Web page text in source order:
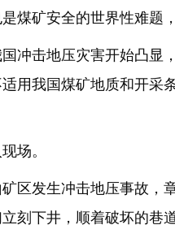
煤矿安全的世界性难题
击地压灾害开始凸显
用我国煤矿地质和开采
场。
发生冲击地压事故，
刻下井，顺着破坏的巷